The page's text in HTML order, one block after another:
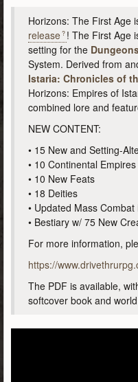
Horizons: The First Age
release ! The First Age
setting for the
System. Derived from
Istaria: Chronicles of
Horizons: Empires of
combined lore and
NEW CONTENT:
• 15 New and Setting-
• 10 Continental
• 10 New Feats
• 18 Deities
• Updated Mass
• Bestiary w/ 75 New
For more information,
https://
The PDF is available,
softcover book and world